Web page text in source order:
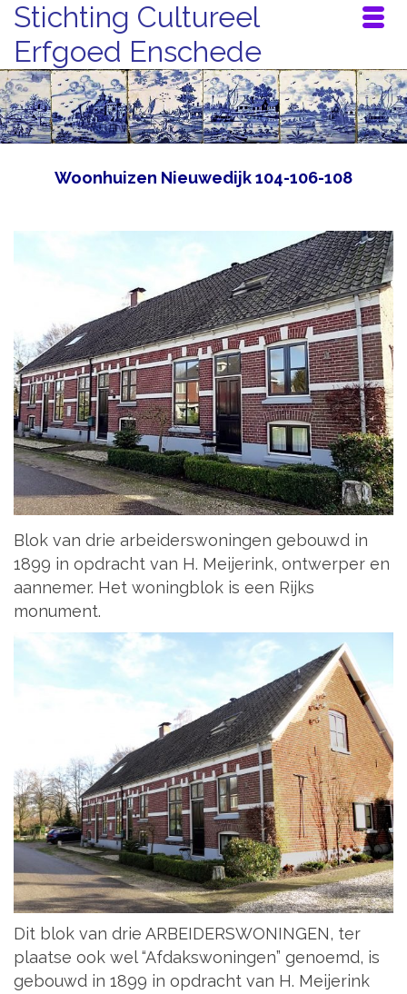
Stichting Cultureel
Erfgoed Enschede
Woonhuizen Nieuwedijk 104-106-108
Blok van drie arbeiderswoningen gebouwd in
1899 in opdracht van H. Meijerink, ontwerper en
aannemer. Het woningblok is een Rijks
monument.
Dit blok van drie ARBEIDERSWONINGEN, ter
plaatse ook wel “Afdakswoningen” genoemd, is
gebouwd in 1899 in opdracht van H. Meijerink